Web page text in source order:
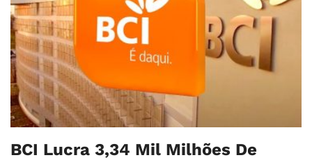
BCI Lucra 3,34 Mil Milhões De